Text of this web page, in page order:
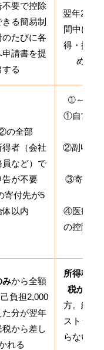
不要で控除
る簡易制
のたびに各
申請書を提
する
翌年2〜3
間中に、
得・控除
めて
の全部
者（会社
員など）で
告が不要
寄付先が5
体以内
➀～④の
①自営業
②副収入
③寄附先
④医療費
の控除を
みから全額
負担2,000
た分が翌年
税から差し
れる
所得税の
税から
方。総控
ストップ
らないが